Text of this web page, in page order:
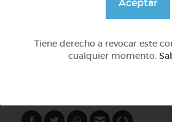
@Webparaelespanol
Aceptar
Tiene derecho a revocar este
cualquier momento.